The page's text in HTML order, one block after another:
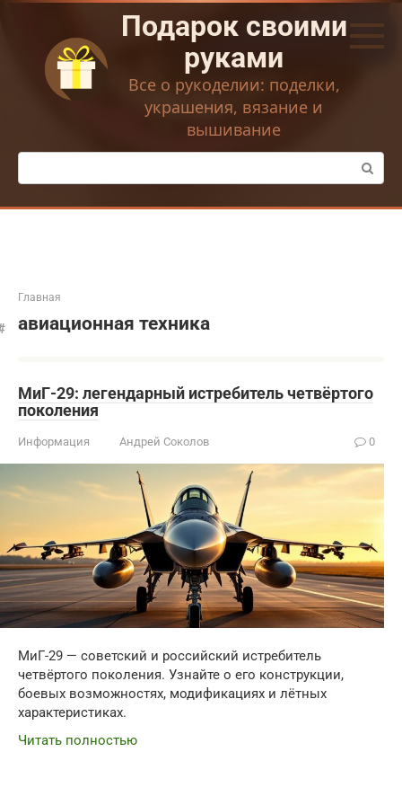
Перейти
контенту
Подарок своими
руками
Все о рукоделии: поделки,
украшения, вязание и
вышивание
Поиск:
Главная
авиационная техника
МиГ-29: легендарный истребитель четвёртого
поколения
Информация Андрей Соколов 0
МиГ-29 — советский и российский истребитель
четвёртого поколения. Узнайте о его конструкции,
боевых возможностях, модификациях и лётных
характеристиках.
Читать полностью